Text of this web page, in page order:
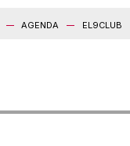
AGENDA EL9CLUB